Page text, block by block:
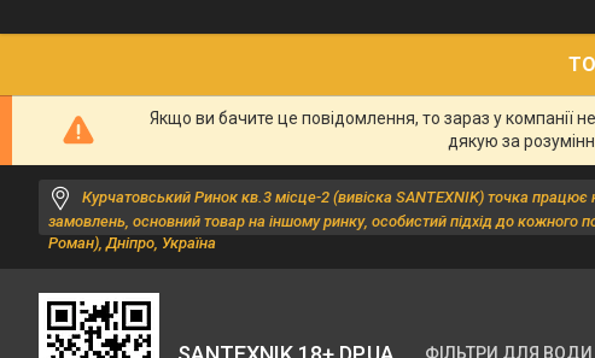
Якщо ви бачите це повідомлення, то зараз у компанії
дякую за
Курчатовський Ринок кв.3 місце-2 (вивіска SANTEXNIK) точка працює
замовлень, основний товар на іншому ринку, особистий підхід до кожного
Роман), Дніпро, Україна
ФІЛЬТРИ ДЛЯ ВОДИ